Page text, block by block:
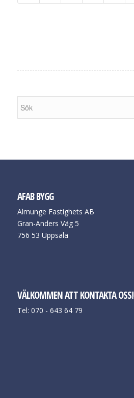
AFAB BYGG
Almunge Fastighets AB
Gran-Anders Väg 5
756 53 Uppsala
VÄLKOMMEN ATT KONTAKTA OSS!
Tel: 070 - 643 64 79